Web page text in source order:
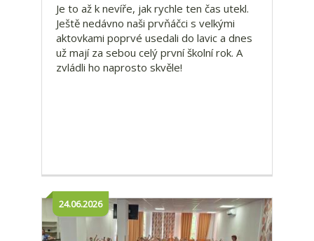
Je to až k nevíře, jak rychle ten čas utekl.
Ještě nedávno naši prvňáčci s velkými
aktovkami poprvé usedali do lavic a dnes
už mají za sebou celý první školní rok. A
zvládli ho naprosto skvěle!
24.06.2026